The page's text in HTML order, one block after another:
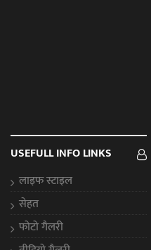
USEFULL INFO LINKS
लाइफ स्टाइल
सेहत
फोटो गैलरी